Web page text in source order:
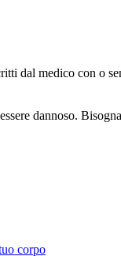
dal medico con o
dannoso.
corpo